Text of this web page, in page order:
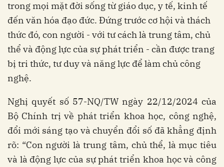
trong mọi mặt đời sống từ giáo dục, y tế, kinh tế
đến văn hóa đạo đức. Đứng trước cơ hội và thách
thức đó, con người - với tư cách là trung tâm, chủ
thể và động lực của sự phát triển - cần được trang
bị tri thức, tư duy và năng lực để làm chủ công
nghệ.
Nghị quyết số 57-NQ/TW ngày 22/12/2024 của
Bộ Chính trị về phát triển khoa học, công nghệ,
đổi mới sáng tạo và chuyển đổi số đã khẳng định
rõ: “Con người là trung tâm, chủ thể, là mục tiêu
và là động lực của sự phát triển khoa học và công